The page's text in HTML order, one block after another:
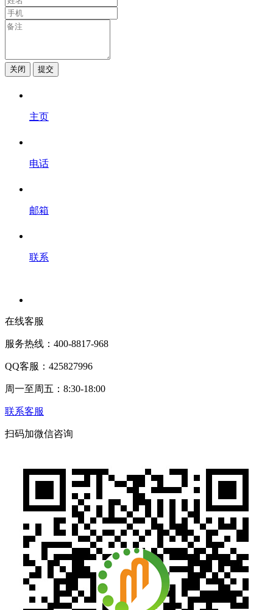
关闭 提交
主页
电话
邮箱
联系
在线客服
服务热线：400-8817-968
QQ客服：425827996
周一至周五：8:30-18:00
联系客服
扫码加微信咨询